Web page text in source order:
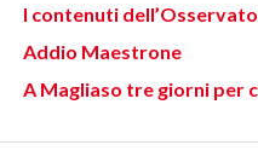
I contenuti
Addio Maestrone
A Magliaso tre giorni per